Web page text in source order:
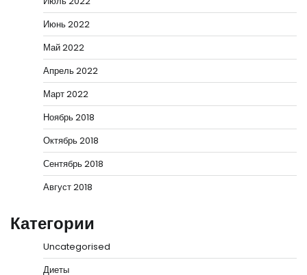
Июнь 2022
Май 2022
Апрель 2022
Март 2022
Ноябрь 2018
Октябрь 2018
Сентябрь 2018
Август 2018
Категории
Uncategorised
Диеты